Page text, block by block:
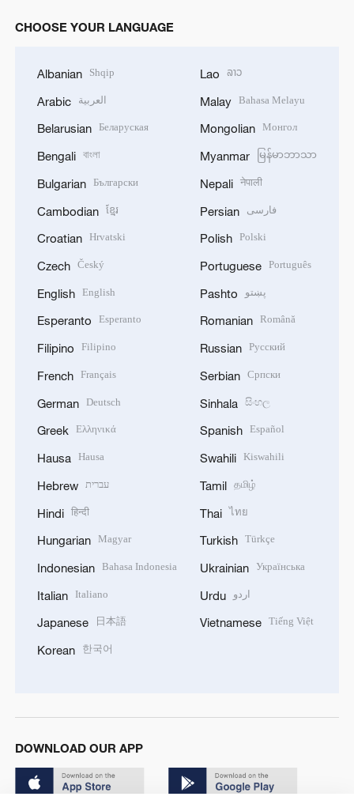
CHOOSE YOUR LANGUAGE
Albanian Shqip
Arabic العربية
Belarusian Беларуская
Bengali বাংলা
Bulgarian Български
Cambodian ខ្មែរ
Croatian Hrvatski
Czech Český
English English
Esperanto Esperanto
Filipino Filipino
French Français
German Deutsch
Greek Ελληνικά
Hausa Hausa
Hebrew עברית
Hindi हिन्दी
Hungarian Magyar
Indonesian Bahasa Indonesia
Italian Italiano
Japanese 日本語
Korean 한국어
Lao ລາວ
Malay Bahasa Melayu
Mongolian Монгол
Myanmar မြန်မာဘာသာ
Nepali नेपाली
Persian فارسی
Polish Polski
Portuguese Português
Pashto پښتو
Romanian Română
Russian Русский
Serbian Српски
Sinhala සිංහල
Spanish Español
Swahili Kiswahili
Tamil தமிழ்
Thai ไทย
Turkish Türkçe
Ukrainian Українська
Urdu اردو
Vietnamese Tiếng Việt
DOWNLOAD OUR APP